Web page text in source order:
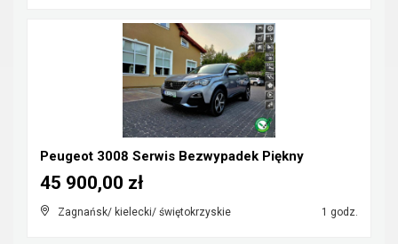
Peugeot 3008 Serwis Bezwypadek Piękny
Zagnańsk/ kielecki/ świętokrzyskie 1 godz.
45 900,00 zł